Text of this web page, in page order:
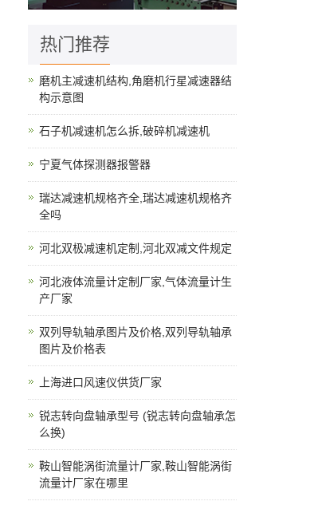
热门推荐
磨机主减速机结构,角磨机行星减速器结
构示意图
石子机减速机怎么拆,破碎机减速机
宁夏气体探测器报警器
瑞达减速机规格齐全,瑞达减速机规格齐
全吗
河北双极减速机定制,河北双减文件规定
河北液体流量计定制厂家,气体流量计生
产厂家
双列导轨轴承图片及价格,双列导轨轴承
图片及价格表
上海进口风速仪供货厂家
锐志转向盘轴承型号 (锐志转向盘轴承怎
么换)
鞍山智能涡街流量计厂家,鞍山智能涡街
流量计厂家在哪里